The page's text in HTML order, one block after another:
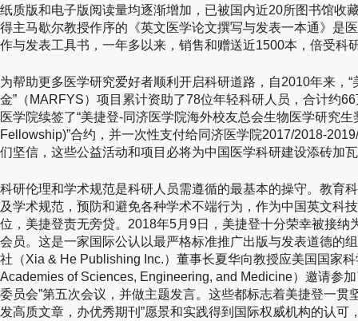
纸质版和电子版阅读量均逐渐增加，已被国内近20所图书馆收
得主马歇尔教授作序的《英文医学论文撰写与发表一本通》是
作与发表工具书，一年多以来，销售和赠送近1500本，倍受科
为帮助更多医学研究爱好者顺利开启科研道路，自2010年来，
金”（MARFYS）项目累计资助了78位年轻科研人员，合计约
医学院续签了“美捷登-同济医学院海外校友总会生物医学研究
Fellowship)”合约，并一次性支付给同济医学院2017/2018-
们坚信，这些公益活动和项目必将为中国医学科研建设添砖加
科研伦理和学术规范是科研人员需遵循的最基本的操守。教育
及学术规范，预防和避免各种学术不端行为，作为中国英文科
位，美捷登责无旁贷。2018年5月9日，美捷登十分荣幸被接纳
会员。这是一家国际公认以最严格标准推广出版与发表道德的
社（Xia & He Publishing Inc.）董事长夏华向教授应美国国家
Academies of Sciences, Engineering, and Medicine）邀请参
委员会”第五次会议，并做主题发言。这些都标志着美捷登一贯
发高质文章，办优秀期刊”愿景和实践得到国际权威机构的认可